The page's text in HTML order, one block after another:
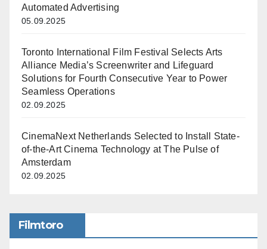
Automated Advertising
05.09.2025
Toronto International Film Festival Selects Arts
Alliance Media’s Screenwriter and Lifeguard
Solutions for Fourth Consecutive Year to Power
Seamless Operations
02.09.2025
CinemaNext Netherlands Selected to Install State-
of-the-Art Cinema Technology at The Pulse of
Amsterdam
02.09.2025
Filmtoro